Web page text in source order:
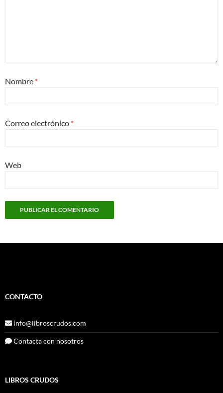
Nombre *
Correo electrónico *
Web
CONTACTO
info@libroscrudos.com
Contacta con nosotros
LIBROS CRUDOS